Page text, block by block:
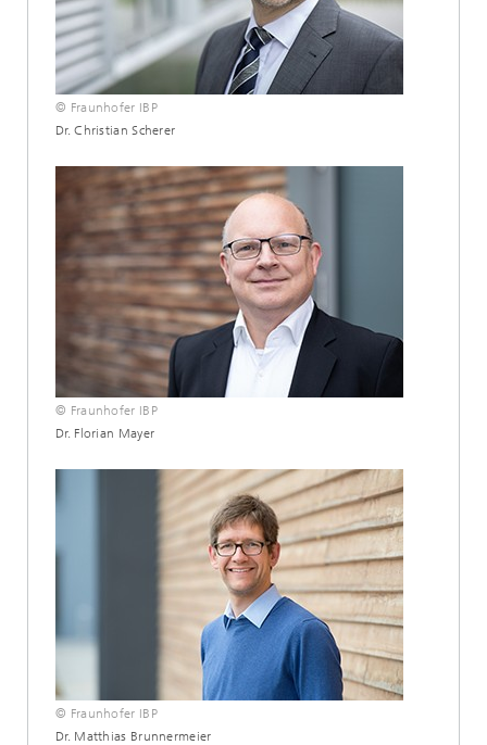
© Fraunhofer IBP
Dr. Christian Scherer
© Fraunhofer IBP
Dr. Florian Mayer
© Fraunhofer IBP
Dr. Matthias Brunnermeier